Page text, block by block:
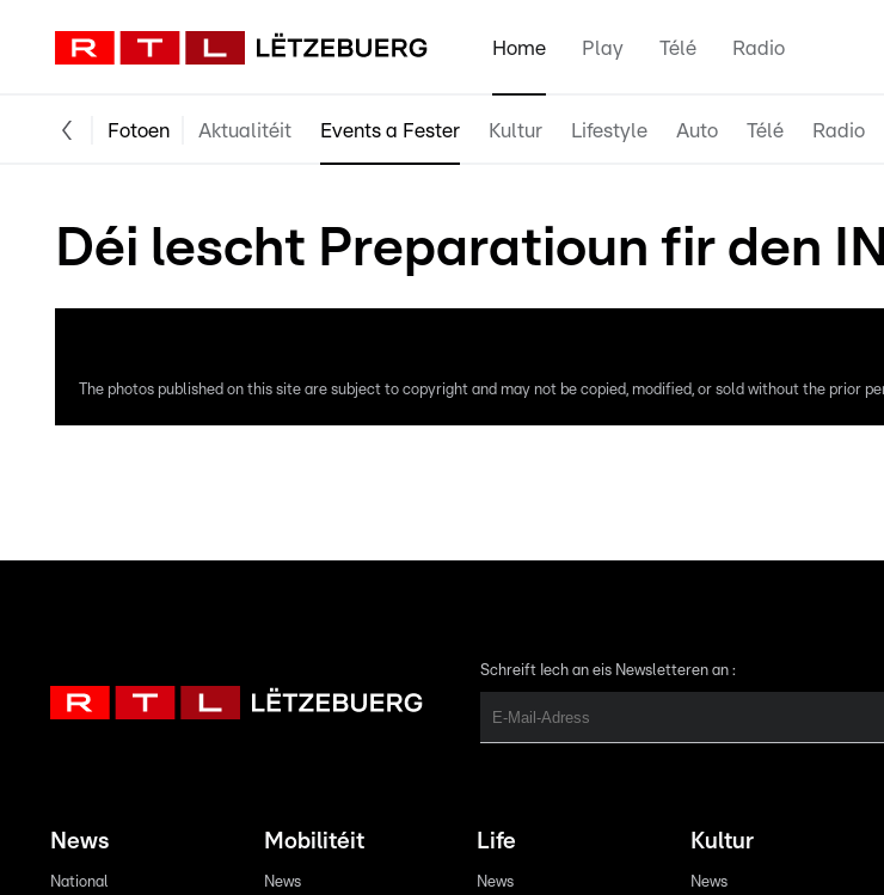
Home Play Télé Radio
Fotoen Aktualitéit Events a Fester Kultur Lifestyle Auto Télé Radio
Déi lescht Preparatioun fir den
The photos published on this site are subject to copyright and may not be copied, modified, or sold without the prior
Schreift Iech an eis Newsletteren an :
News
National
Mobilitéit
News
Life
News
Kultur
News